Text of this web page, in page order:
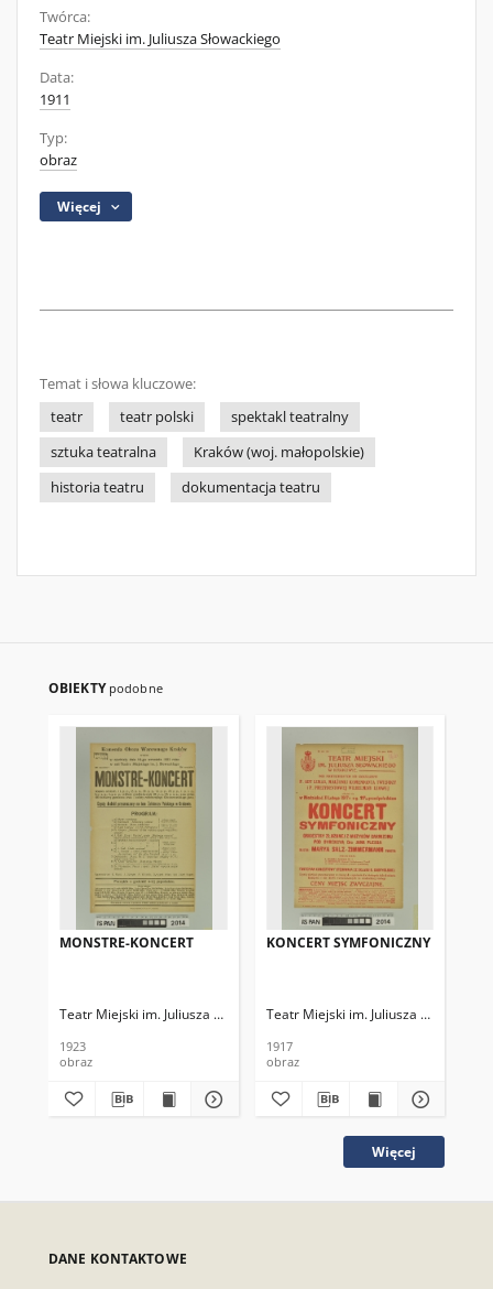
Twórca:
Teatr Miejski im. Juliusza Słowackiego
Data:
1911
Typ:
obraz
Więcej
Temat i słowa kluczowe:
teatr
teatr polski
spektakl teatralny
sztuka teatralna
Kraków (woj. małopolskie)
historia teatru
dokumentacja teatru
OBIEKTY podobne
MONSTRE-KONCERT
Teatr Miejski im. Juliusza Słowackiego
1923
obraz
KONCERT SYMFONICZNY
Teatr Miejski im. Juliusza
1917
obraz
Więcej
DANE KONTAKTOWE